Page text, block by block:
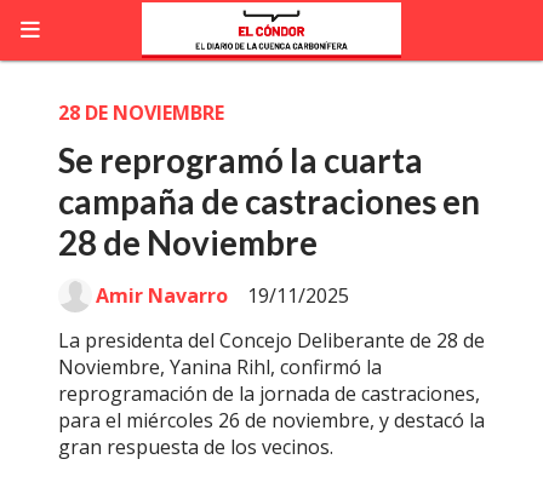
Se reprogramó la cuarta
campaña de castraciones en
28 de Noviembre
La presidenta del Concejo Deliberante de 28 de
Noviembre, Yanina Rihl, confirmó la
reprogramación de la jornada de castraciones,
para el miércoles 26 de noviembre, y destacó la
gran respuesta de los vecinos.
28 DE NOVIEMBRE
19/11/2025
Amir Navarro